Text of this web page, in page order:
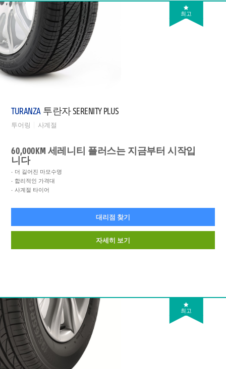
최고
TURANZA 투란자 SERENITY PLUS
투어링 사계절
60,000KM 세레니티 플러스는 지금부터 시작입
니다
더 길어진 마모수명
합리적인 가격대
사계절 타이어
대리점 찾기
자세히 보기
최고